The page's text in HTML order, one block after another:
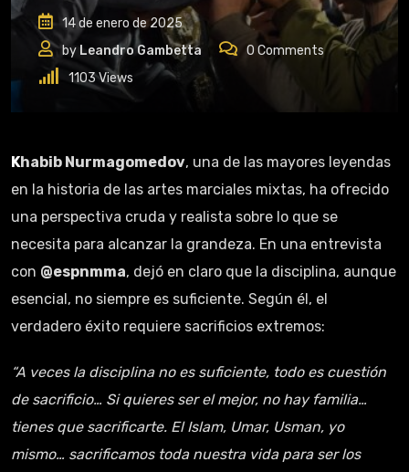
14 de enero de 2025
by Leandro Gambetta 0 Comments
1103Views
Khabib Nurmagomedov, una de las mayores leyendas
en la historia de las artes marciales mixtas, ha ofrecido
una perspectiva cruda y realista sobre lo que se
necesita para alcanzar la grandeza. En una entrevista
con @espnmma, dejó en claro que la disciplina, aunque
esencial, no siempre es suficiente. Según él, el
verdadero éxito requiere sacrificios extremos:
“A veces la disciplina no es suficiente, todo es cuestión
de sacrificio… Si quieres ser el mejor, no hay familia…
tienes que sacrificarte. El Islam, Umar, Usman, yo
mismo… sacrificamos toda nuestra vida para ser los